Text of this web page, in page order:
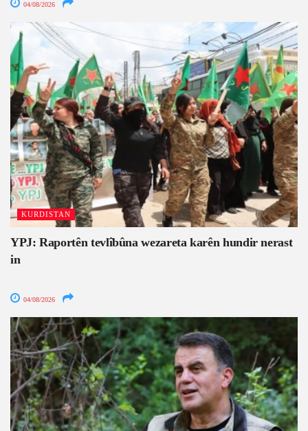
04/08/2026
KURDISTAN
YPJ: Raportên tevlîbûna wezareta karên hundir nerast
in
04/08/2026